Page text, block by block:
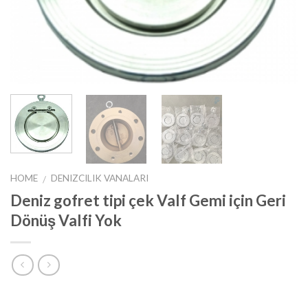
HOME / DENIZCILIK VANALARI
Deniz gofret tipi çek Valf Gemi için Geri
Dönüş Valfi Yok